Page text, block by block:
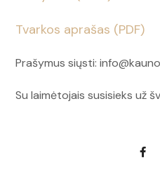
Tvarkos aprašas (PDF)
Prašymus siųsti:
Su laimėtojais susisieks už